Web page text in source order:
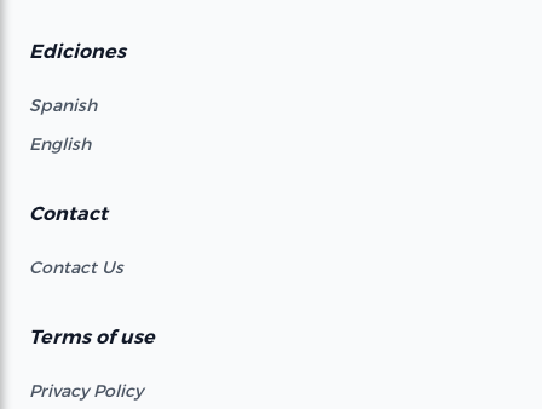
Ediciones
Spanish
English
Contact
Contact Us
Terms of use
Privacy Policy